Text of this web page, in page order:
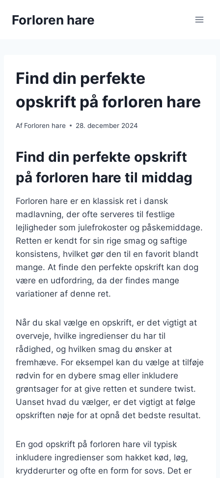
Forloren hare
Find din perfekte
opskrift på forloren hare
Af Forloren hare 28. december 2024
Find din perfekte opskrift
på forloren hare til middag
Forloren hare er en klassisk ret i dansk
madlavning, der ofte serveres til festlige
lejligheder som julefrokoster og påskemiddage.
Retten er kendt for sin rige smag og saftige
konsistens, hvilket gør den til en favorit blandt
mange. At finde den perfekte opskrift kan dog
være en udfordring, da der findes mange
variationer af denne ret.
Når du skal vælge en opskrift, er det vigtigt at
overveje, hvilke ingredienser du har til
rådighed, og hvilken smag du ønsker at
fremhæve. For eksempel kan du vælge at tilføje
rødvin for en dybere smag eller inkludere
grøntsager for at give retten et sundere twist.
Uanset hvad du vælger, er det vigtigt at følge
opskriften nøje for at opnå det bedste resultat.
En god opskrift på forloren hare vil typisk
inkludere ingredienser som hakket kød, løg,
krydderurter og ofte en form for sovs. Det er